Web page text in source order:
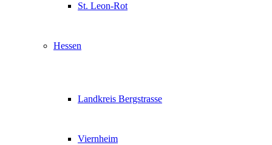
St. Leon-Rot
Hessen
Landkreis Bergstrasse
Viernheim